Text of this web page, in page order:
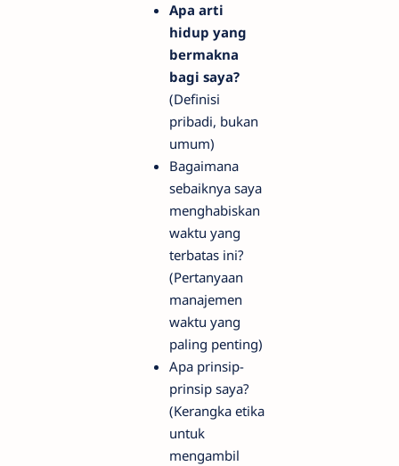
Apa arti
hidup yang
bermakna
bagi saya?
(Definisi
pribadi, bukan
umum)
Bagaimana
sebaiknya saya
menghabiskan
waktu yang
terbatas ini?
(Pertanyaan
manajemen
waktu yang
paling penting)
Apa prinsip-
prinsip saya?
(Kerangka etika
untuk
mengambil